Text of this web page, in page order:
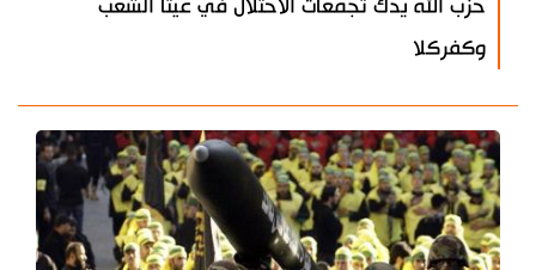
حزب الله يدك تجمعات الاحتلال في عيتا الشعب
وكفركلا